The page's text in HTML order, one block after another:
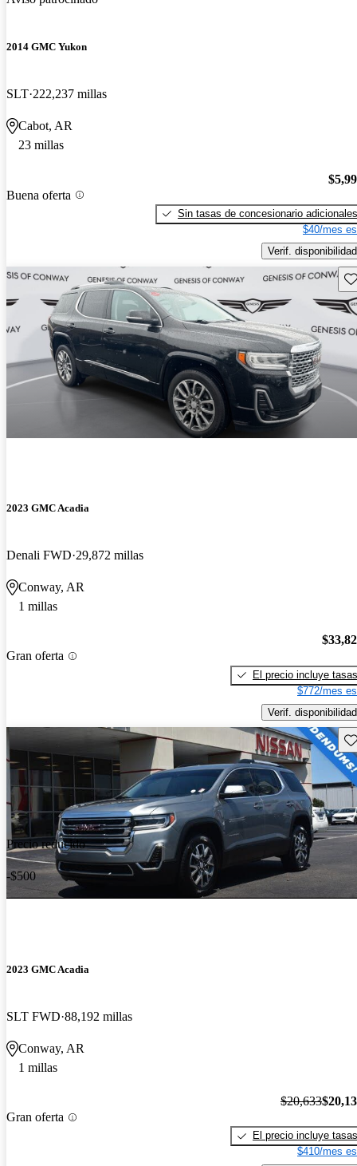
2014 GMC Yukon
SLT 222,237 millas
Cabot, AR
23 millas
Buena oferta
Sin tasas de concesionario adicionales
$40/mes
Verif. disponibilidad
2023 GMC Acadia
Denali FWD 29,872 millas
Conway, AR
1 millas
Gran oferta
El precio incluye tasas
$772/mes
Verif. disponibilidad
Precio reducido
-$500
2023 GMC Acadia
SLT FWD 88,192 millas
Conway, AR
1 millas
Gran oferta
$20,633
El precio incluye tasas
$410/mes